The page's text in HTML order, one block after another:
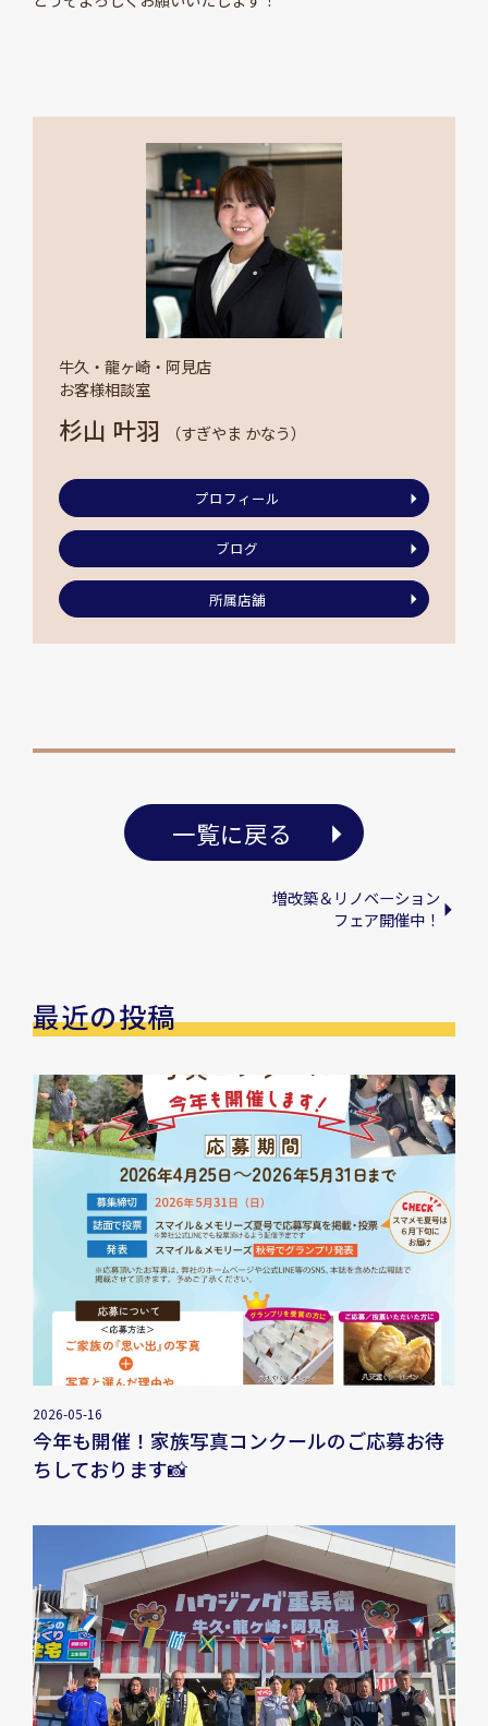
牛久・龍ヶ崎・阿見店
お客様相談室
杉山 叶羽 （すぎやま かなう）
プロフィール
ブログ
所属店舗
一覧に戻る
増改築＆リノベーション
フェア開催中！
最近の投稿
2026-05-16
今年も開催！家族写真コンクールのご応募お待
ちしております📸